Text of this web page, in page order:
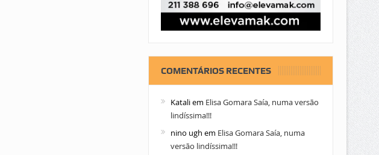
COMENTÁRIOS RECENTES
Kataliem Elisa Gomara Saía, numa versão
lindíssima!!!
nino ugh em Elisa Gomara Saía, numa
versão lindíssima!!!